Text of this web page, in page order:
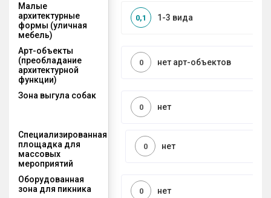
Малые
архитектурные
формы (уличная
мебель)
1-3 вида
0,1
Арт-объекты
(преобладание
архитектурной
функции)
нет арт-объектов
0
Зона выгула собак
нет
0
Специализированная
площадка для
массовых
мероприятий
нет
0
Оборудованная
зона для пикника
нет
0